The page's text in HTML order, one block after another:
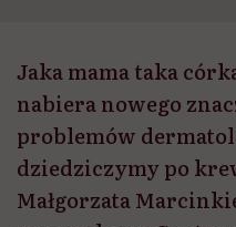
Jaka mama taka
nabiera nowego
problemów
dziedziczymy po
Małgorzata